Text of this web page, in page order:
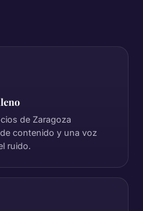
de Zaragoza
contenido y una voz
ruido.